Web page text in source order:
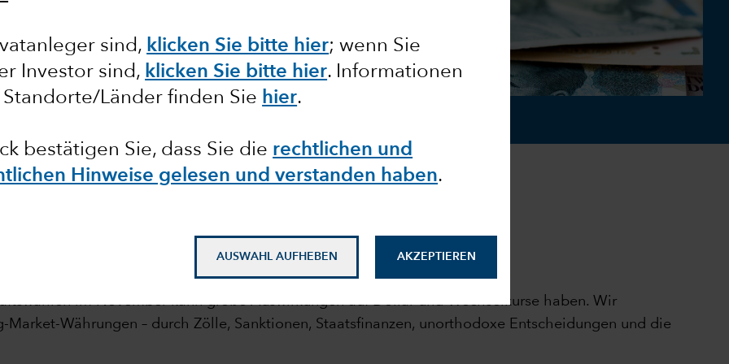
sind, klicken Sie bitte hier; wenn Sie
Investor sind, klicken Sie bitte hier. Informationen
Länder finden Sie hier.
bestätigen Sie, dass Sie die rechtlichen und
Hinweise gelesen und verstanden haben.
AUSWAHL AUFHEBEN AKZEPTIEREN
mail_outline
im November kann große Auswirkungen auf Dollar und Wechselkurse haben. Wir
Währungen – durch Zölle, Sanktionen, Staatsfinanzen, unorthodoxe Entscheidungen und die